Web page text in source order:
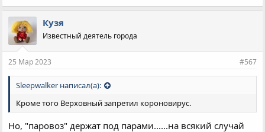
Кузя
Известный деятель города
25 Мар 2023 #567
Sleepwalker написал(а):
Кроме того Верховный запретил короновирус.
Но, "паровоз" держат под парами......на всякий случай